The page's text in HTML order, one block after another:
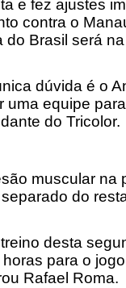
e fez ajustes
contra o
Brasil será
dúvida é o
uma equipe
do Tricolor.
muscular na
do
desta
para o
Rafael Roma.